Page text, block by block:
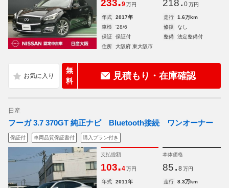
233 9 万円 218 0 万円
年式 2017年 走行
1.6万km
車検
'28/6 修復
なし
保証
保証付 整備
法定整備付
住所
大阪府 東大阪市
無
料
見積もり・在庫確認
日産
フーガ 3.7 370GT 純正ナビ Bluetooth接続 ワンオーナー
保証付 車両品質保証書付 購入プラン付き
支払総額
103.4 万円
本体価格
85. 8 万円
年式 2011年 走行
8.3万km